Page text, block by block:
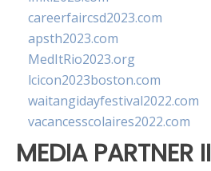
careerfaircsd2023.com
apsth2023.com
MedItRio2023.org
lcicon2023boston.com
waitangidayfestival2022.com
vacancesscolaires2022.com
MEDIA PARTNER II